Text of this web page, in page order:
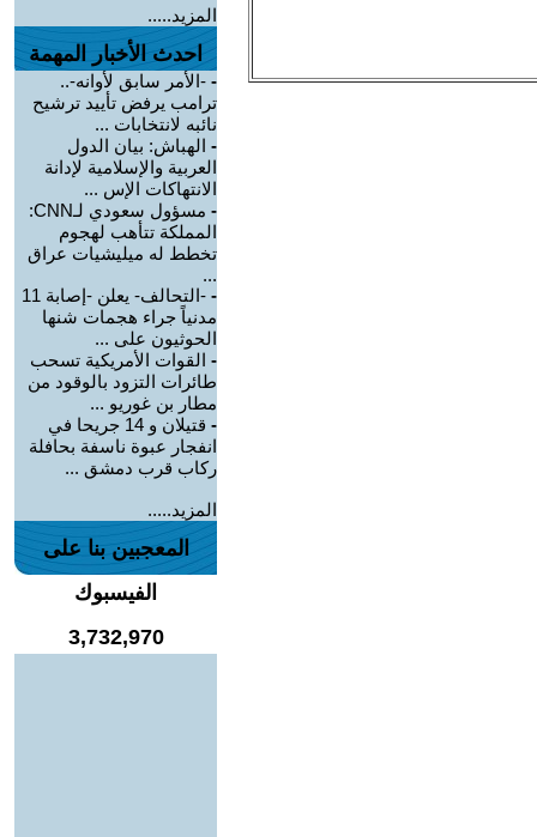
المزيد.....
احدث الأخبار المهمة
- -الأمر سابق لأوانه-..
ترامب يرفض تأييد ترشيح
نائبه لانتخابات ...
- الهباش: بيان الدول
العربية والإسلامية لإدانة
الانتهاكات الإس ...
-
مسؤول سعودي لـCNN:
المملكة تتأهب لهجوم
تخطط له ميليشيات عراق
...
-
-التحالف- يعلن -إصابة 11
مدنياً جراء هجمات شنها
الحوثيون على ...
- القوات الأمريكية تسحب
طائرات التزود بالوقود من
مطار بن غوريو ...
-
قتيلان و 14 جريحا في
انفجار عبوة ناسفة بحافلة
ركاب قرب دمشق ...
المزيد.....
المعجبين بنا على
الفيسبوك
3,732,970